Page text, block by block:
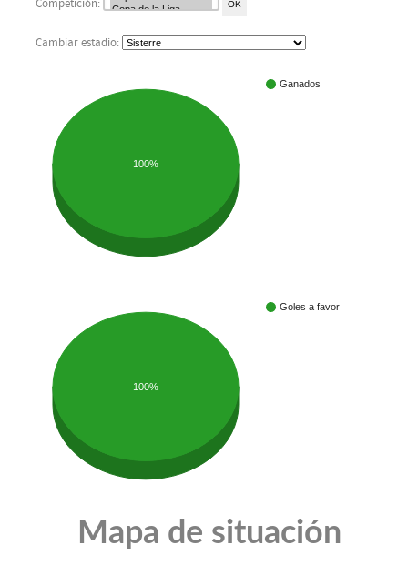
Competición:
Cambiar estadio:
Ganados
100%
Goles a favor
100%
Mapa de situación